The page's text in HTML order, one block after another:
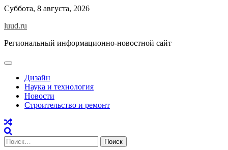
Skip
content
Суббота, 8 августа, 2026
luud.ru
Региональный информационно-новостной сайт
Дизайн
Наука и технология
Новости
Строительство и ремонт
Найти: